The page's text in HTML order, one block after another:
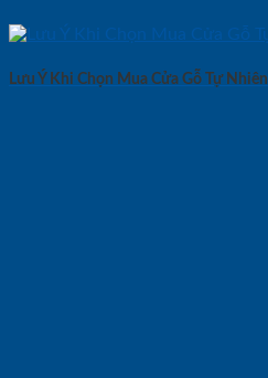
Lưu Ý Khi Chọn Mua Cửa Gỗ Tự Nhiên